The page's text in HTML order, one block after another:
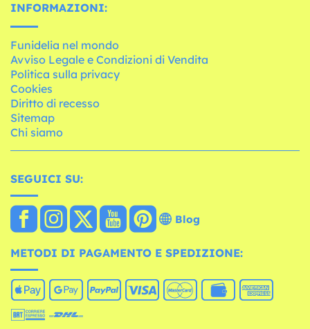
INFORMAZIONI:
Funidelia nel mondo
Avviso Legale e Condizioni di Vendita
Politica sulla privacy
Cookies
Diritto di recesso
Sitemap
Chi siamo
SEGUICI SU:
Blog
METODI DI PAGAMENTO E SPEDIZIONE: